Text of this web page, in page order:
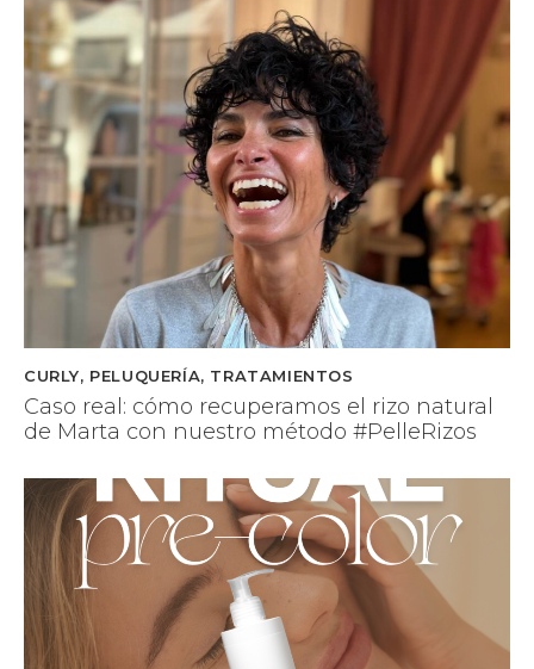
CURLY, PELUQUERÍA, TRATAMIENTOS
Caso real: cómo recuperamos el rizo natural
de Marta con nuestro método #PelleRizos